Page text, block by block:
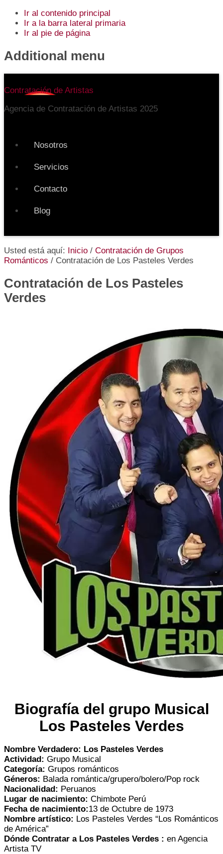
Ir al contenido principal
Ir a la barra lateral primaria
Ir al pie de página
Additional menu
Contratación de Artistas
Agencia de Contratación de Artistas 2025
Nosotros
Servicios
Contacto
Blog
Usted está aquí: Inicio / Contratación de Grupos
Románticos / Contratación de Los Pasteles Verdes
Contratación de Los Pasteles
Verdes
Biografía del grupo Musical
Los Pasteles Verdes
Nombre Verdadero: Los Pasteles Verdes
Actividad: Grupo Musical
Categoría: Grupos románticos
Géneros: Balada romántica/grupero/bolero/Pop rock
Nacionalidad: Peruanos
Lugar de nacimiento: Chimbote Perú
Fecha de nacimiento:13 de Octubre de 1973
Nombre artístico: Los Pasteles Verdes “Los Románticos
de América”
Dónde Contratar a Los Pasteles Verdes : en Agencia
Artista TV